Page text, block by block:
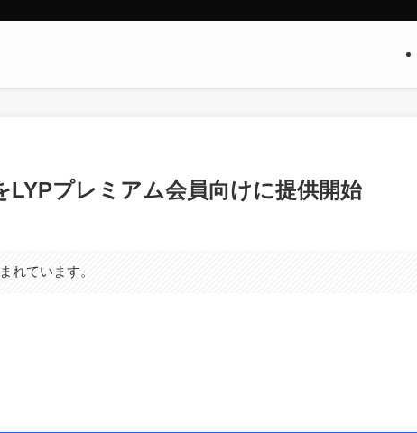
プレミアム会員向けに提供開始
れています。